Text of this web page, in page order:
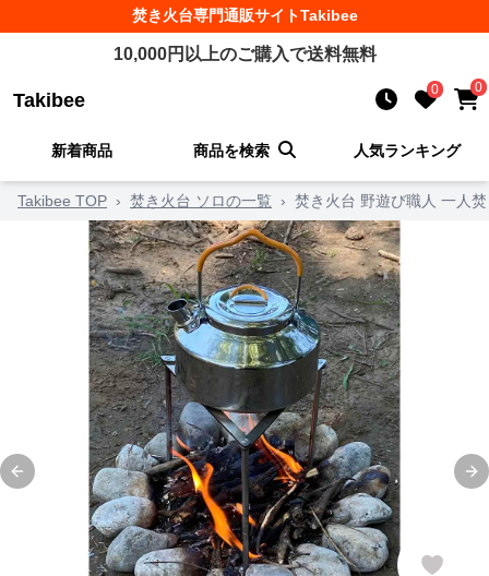
焚き火台専門通販サイトTakibee
10,000円以上のご購入で送料無料
Takibee 0 0
新着商品 商品を検索 人気ランキング
Takibee TOP › 焚き火台 ソロの一覧 › 焚き火台 野遊び職人 一人
Previous slide